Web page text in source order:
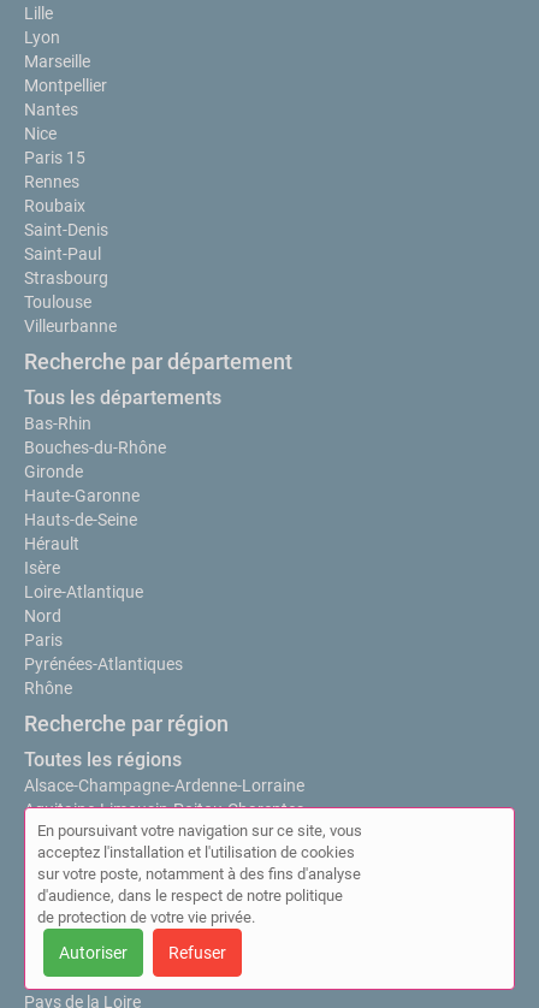
Lille
Lyon
Marseille
Montpellier
Nantes
Nice
Paris 15
Rennes
Roubaix
Saint-Denis
Saint-Paul
Strasbourg
Toulouse
Villeurbanne
Recherche par département
Tous les départements
Bas-Rhin
Bouches-du-Rhône
Gironde
Haute-Garonne
Hauts-de-Seine
Hérault
Isère
Loire-Atlantique
Nord
Paris
Pyrénées-Atlantiques
Rhône
Recherche par région
Toutes les régions
Alsace-Champagne-Ardenne-Lorraine
Aquitaine-Limousin-Poitou-Charentes
Auvergne-Rhône-Alpes
Bourgogne-Franche-Comté
Bretagne
Centre-Val de Loire
Languedoc-Roussillon-Midi-Pyrénées
Nord-Pas-de-Calais-Picardie
Normandie
Pays de la Loire
En poursuivant votre navigation sur ce site, vous
acceptez l'installation et l'utilisation de cookies
sur votre poste, notamment à des fins d'analyse
d'audience, dans le respect de notre politique
de protection de votre vie privée.
Autoriser Refuser